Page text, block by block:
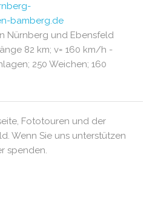
bamberg.de
Nürnberg und Ebensfeld
82 km; v= 160 km/h -
250 Weichen; 160
Fototouren und der
Wenn Sie uns unterstützen
spenden.